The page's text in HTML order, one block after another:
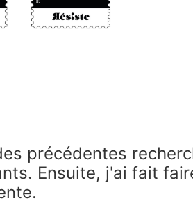
précédentes
Ensuite, j'ai fait